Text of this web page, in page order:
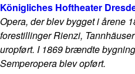
Königliches Hoftheater
Opera, der blev bygget i årene
forestillinger Rienzi,
uropført. I 1869 brændte
Semperopera blev opført.